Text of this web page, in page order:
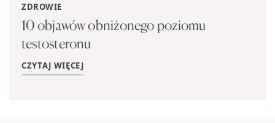
ZDROWIE
10 objawów obniżonego poziomu
testosteronu
CZYTAJ WIĘCEJ